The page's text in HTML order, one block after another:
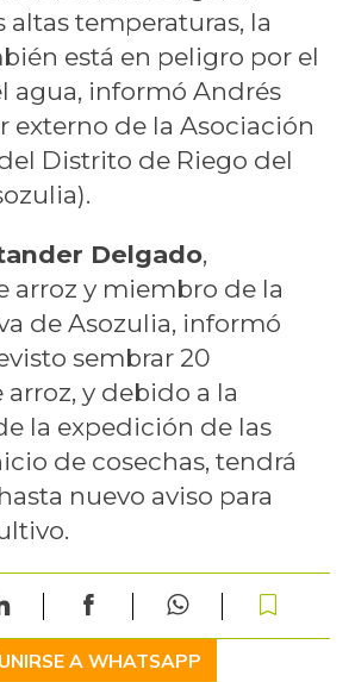
temperaturas, la
está en peligro por el
agua, informó Andrés
externo de la Asociación
Distrito de Riego del
Delgado,
arroz y miembro de la
de Asozulia, informó
sembrar 20
arroz, y debido a la
la expedición de las
de cosechas, tendrá
nuevo aviso para
A WHATSAPP